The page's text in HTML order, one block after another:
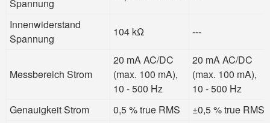
Spannung
Innenwiderstand
Spannung
104 kΩ ---
Messbereich Strom
20 mA AC/DC
(max. 100 mA),
10 - 500 Hz
20 mA AC/DC
(max. 100 mA),
10 - 500 Hz
Genauigkeit Strom
0,5 % true RMS
±0,5 % true RMS